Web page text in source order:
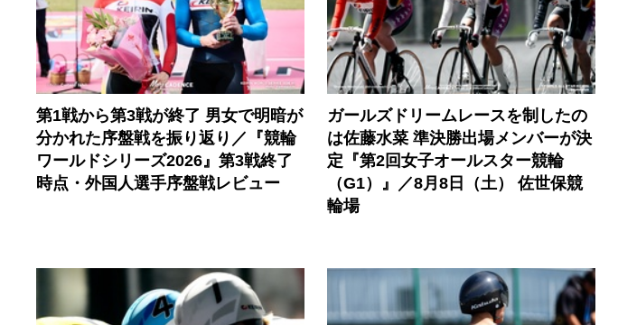
第1戦から第3戦が終了 男女で明暗が
分かれた序盤戦を振り返り／『競輪
ワールドシリーズ2026』第3戦終了
時点・外国人選手序盤戦レビュー
ガールズドリームレースを制したの
は佐藤水菜 準決勝出場メンバーが決
定『第2回女子オールスター競輪
（G1）』／8月8日（土） 佐世保競
輪場